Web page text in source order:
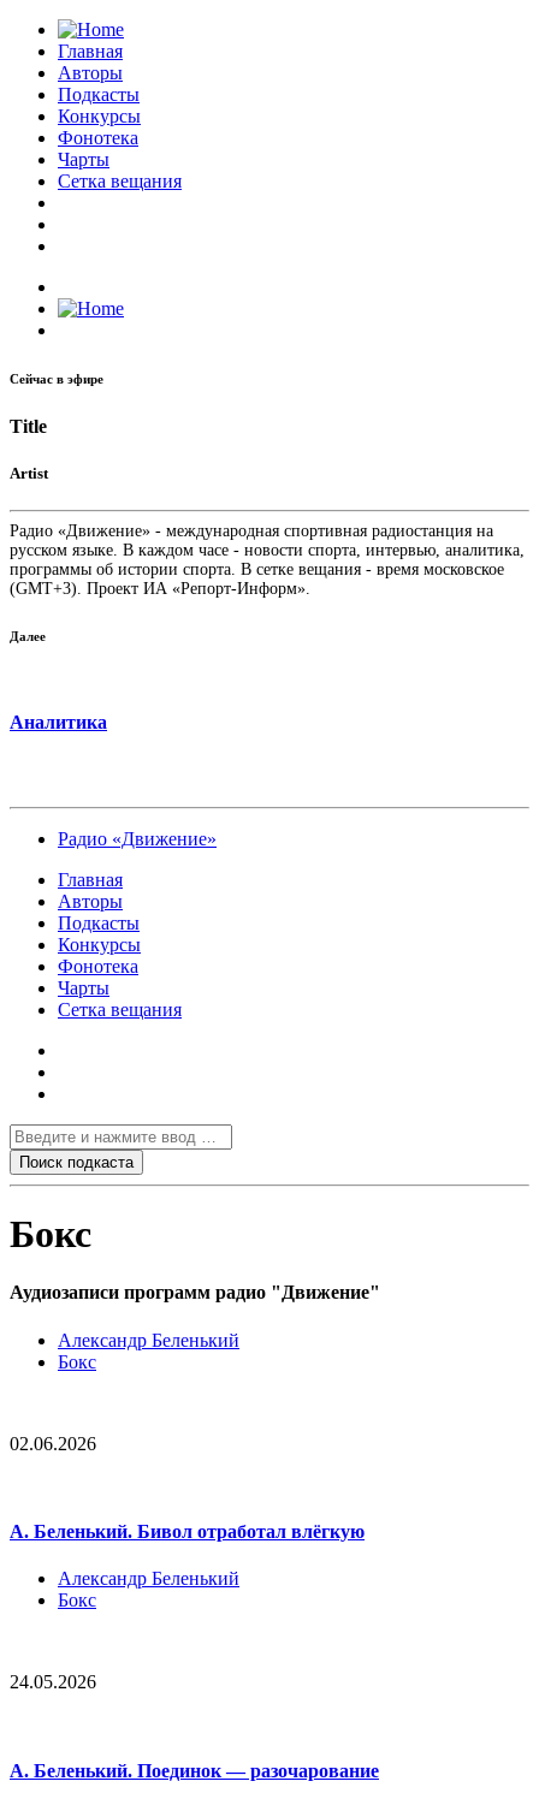
Главная
Авторы
Подкасты
Конкурсы
Фонотека
Чарты
Сетка вещания
Сейчас в эфире
Title
Artist
Радио «Движение» - международная спортивная радиостанция на
русском языке. В каждом часе - новости спорта, интервью, аналитика,
программы об истории спорта. В сетке вещания - время московское
(GMT+3). Проект ИА «Репорт-Информ».
Далее
Аналитика
Радио «Движение»
Главная
Авторы
Подкасты
Конкурсы
Фонотека
Чарты
Сетка вещания
Бокс
Аудиозаписи программ радио "Движение"
Александр Беленький
Бокс
02.06.2026
А. Беленький. Бивол отработал влёгкую
Александр Беленький
Бокс
24.05.2026
А. Беленький. Поединок — разочарование